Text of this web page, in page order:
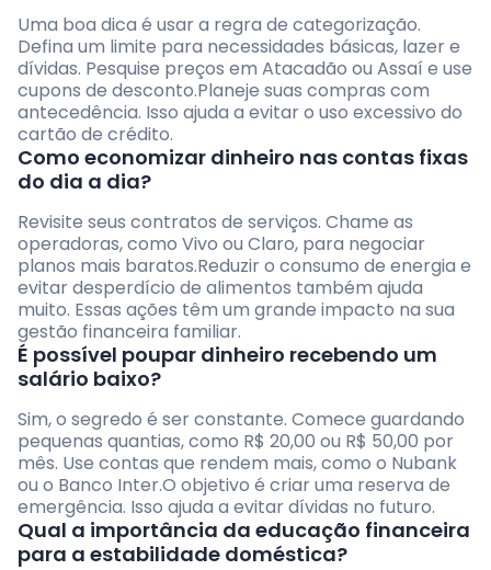
Uma boa dica é usar a regra de categorização.
Defina um limite para necessidades básicas, lazer e
dívidas. Pesquise preços em Atacadão ou Assaí e use
cupons de desconto.Planeje suas compras com
antecedência. Isso ajuda a evitar o uso excessivo do
cartão de crédito.
Como economizar dinheiro nas contas fixas
do dia a dia?
Revisite seus contratos de serviços. Chame as
operadoras, como Vivo ou Claro, para negociar
planos mais baratos.Reduzir o consumo de energia e
evitar desperdício de alimentos também ajuda
muito. Essas ações têm um grande impacto na sua
gestão financeira familiar.
É possível poupar dinheiro recebendo um
salário baixo?
Sim, o segredo é ser constante. Comece guardando
pequenas quantias, como R$ 20,00 ou R$ 50,00 por
mês. Use contas que rendem mais, como o Nubank
ou o Banco Inter.O objetivo é criar uma reserva de
emergência. Isso ajuda a evitar dívidas no futuro.
Qual a importância da educação financeira
para a estabilidade doméstica?